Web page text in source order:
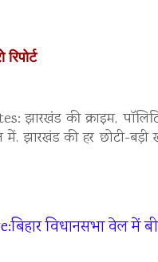
रिपोर्ट
झारखंड की क्राइम,
झारखंड की हर छोटी-
विधानसभा वेल में